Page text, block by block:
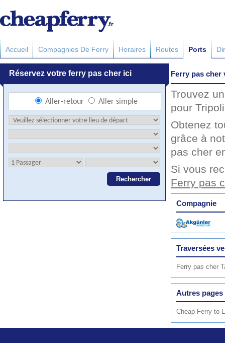
Accueil Compagnies De Ferry Horaires Routes Ports
Ferry pas cher
Trouvez
pour
Obtenez
grâce à
pas cher
Si vous
Ferry pas
Compagnie
Traversées
Ferry pas cher
Autres pages
Cheap Ferry to